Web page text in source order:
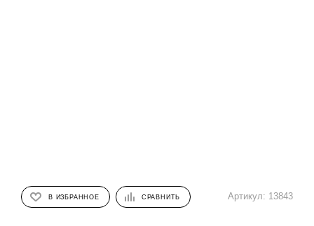
В ИЗБРАННОЕ СРАВНИТЬ Артикул: 13843